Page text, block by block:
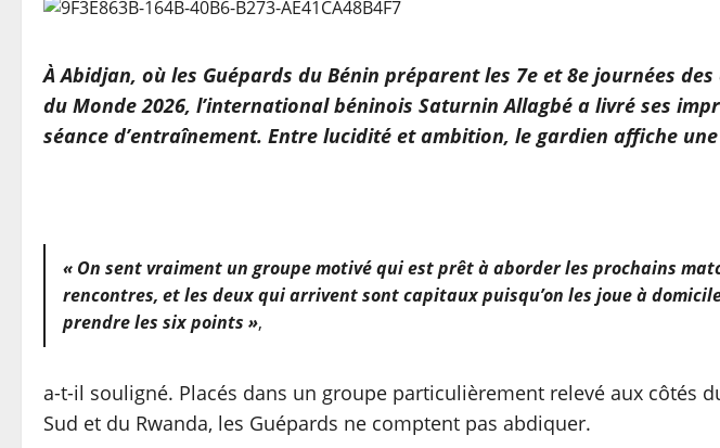
À Abidjan, où les Guépards du Bénin préparent les 7e et 8e journées
du Monde 2026, l’international béninois Saturnin Allagbé a livré ses
séance d’entraînement. Entre lucidité et ambition, le gardien affiche
« On sent vraiment un groupe motivé qui est prêt à aborder les prochains
rencontres, et les deux qui arrivent sont capitaux puisqu’on les joue à
prendre les six points »,
a-t-il souligné. Placés dans un groupe particulièrement relevé aux côtés
Sud et du Rwanda, les Guépards ne comptent pas abdiquer.